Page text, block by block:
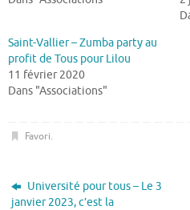
Saint-Vallier – Zumba party au
profit de Tous pour Lilou
11 février 2020
Dans "Associations"
Favori.
Université pour tous – Le 3
janvier 2023, c’est la